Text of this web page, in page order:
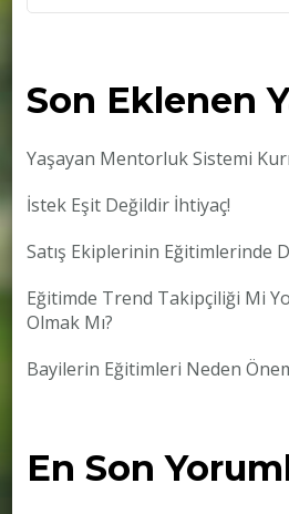
Son Eklenen
Yaşayan Mentorluk Sistemi
İstek Eşit Değildir İhtiyaç!
Satış Ekiplerinin Eğitimlerinde
Eğitimde Trend Takipçiliği Mi
Olmak Mı?
Bayilerin Eğitimleri Neden
En Son